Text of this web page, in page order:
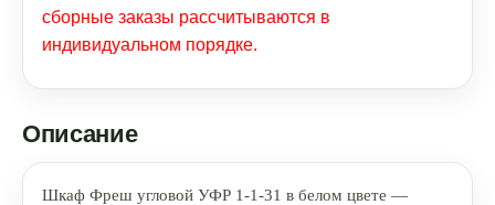
сборные заказы рассчитываются в
индивидуальном порядке.
Описание
Шкаф Фреш угловой УФР 1-1-31 в белом цвете —